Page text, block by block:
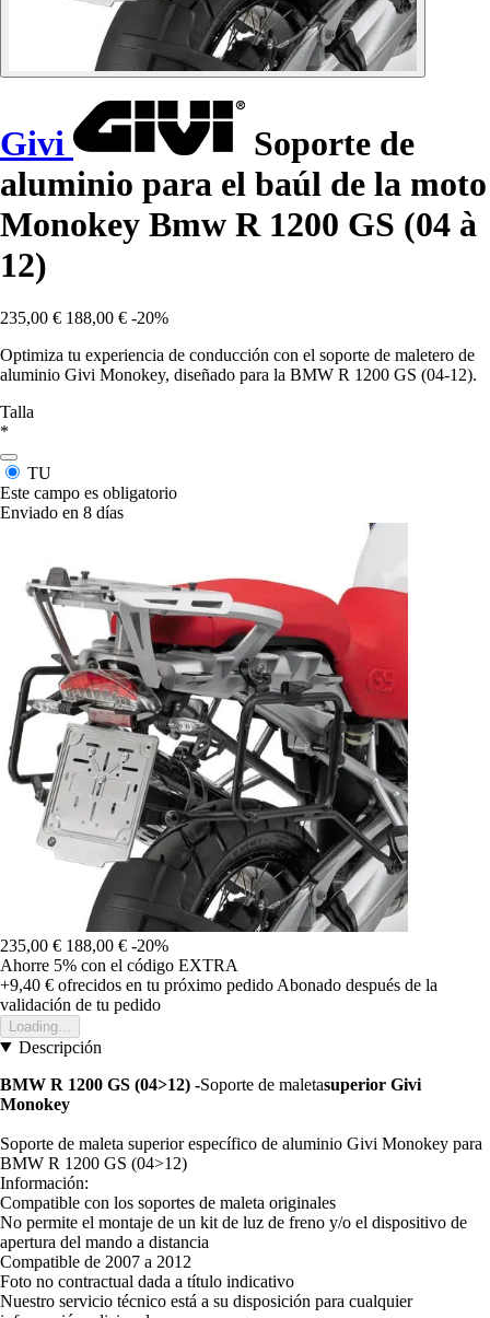
Givi
Soporte de
aluminio para el baúl de la moto
Monokey Bmw R 1200 GS (04 à
12)
235,00 € 188,00 € -20%
Optimiza tu experiencia de conducción con el soporte de maletero de
aluminio Givi Monokey, diseñado para la BMW R 1200 GS (04-12).
Talla
*
TU
Este campo es obligatorio
Enviado en 8 días
235,00 € 188,00 € -20%
Ahorre 5% con el código EXTRA
+9,40 € ofrecidos en tu próximo pedido Abonado después de la
validación de tu pedido
Loading...
Descripción
BMW R 1200 GS (04>12) -Soporte de maletasuperior Givi
Monokey
Soporte de maleta superior específico de aluminio Givi Monokey para
BMW R 1200 GS (04>12)
Información:
Compatible con los soportes de maleta originales
No permite el montaje de un kit de luz de freno y/o el dispositivo de
apertura del mando a distancia
Compatible de 2007 a 2012
Foto no contractual dada a título indicativo
Nuestro servicio técnico está a su disposición para cualquier